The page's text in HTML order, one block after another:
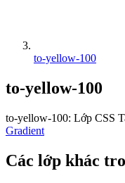
to-yellow-100
to-yellow-100
to-yellow-100: Lớp CSS
Gradient
Các lớp khác